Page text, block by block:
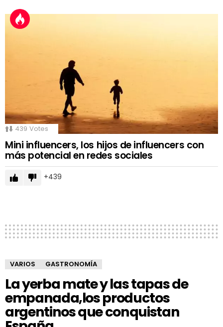
439 Votes
Mini influencers, los hijos de influencers con
más potencial en redes sociales
439
VARIOS GASTRONOMÍA
La yerba mate y las tapas de
empanada,los productos
argentinos que conquistan